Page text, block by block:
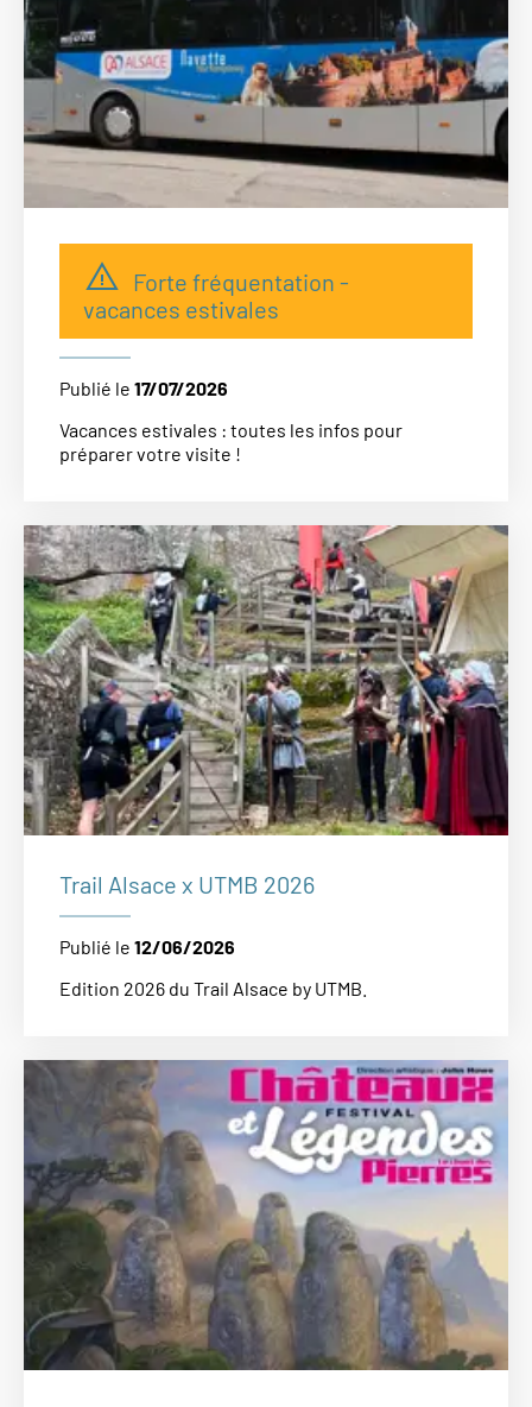
Forte fréquentation -
vacances estivales
Publié le 17/07/2026
Vacances estivales : toutes les infos pour
préparer votre visite !
Trail Alsace x UTMB 2026
Publié le 12/06/2026
Edition 2026 du Trail Alsace by UTMB.